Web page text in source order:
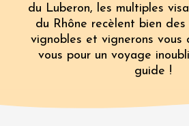
du Luberon, les multiples
du Rhône recèlent bien des
vignobles et vignerons vous
vous pour un voyage
guide !